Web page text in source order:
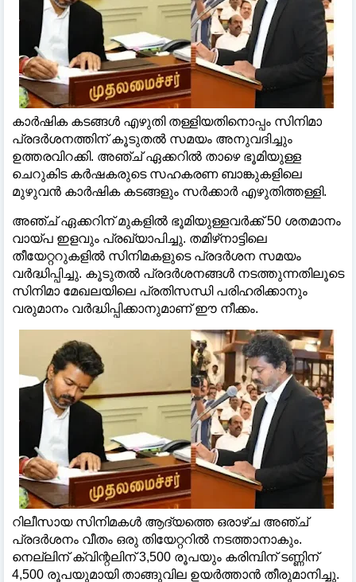
കാർഷിക കടങ്ങള്‍ എഴുതി തള്ളിയതിനൊപ്പം സിനിമാ
പ്രദർശനത്തിന് കൂടുതല്‍ സമയം അനുവദിച്ചും
ഉത്തരവിറക്കി. അഞ്ച് ഏക്കറില്‍ താഴെ ഭൂമിയുള്ള
ചെറുകിട കർഷകരുടെ സഹകരണ ബാങ്കുകളിലെ
മുഴുവൻ കാർഷിക കടങ്ങളും സർക്കാർ എഴുതിത്തള്ളി.
അഞ്ച് ഏക്കറിന് മുകളില്‍ ഭൂമിയുള്ളവർക്ക് 50 ശതമാനം
വായ്പ ഇളവും പ്രഖ്യാപിച്ചു. തമിഴ്‌നാട്ടിലെ
തീയേറ്ററുകളില്‍ സിനിമകളുടെ പ്രദർശന സമയം
വർദ്ധിപ്പിച്ചു. കൂടുതല്‍ പ്രദർശനങ്ങള്‍ നടത്തുന്നതിലൂടെ
സിനിമാ മേഖലയിലെ പ്രതിസന്ധി പരിഹരിക്കാനും
വരുമാനം വർദ്ധിപ്പിക്കാനുമാണ് ഈ നീക്കം.
റിലീസായ സിനിമകള്‍ ആദ്യത്തെ ഒരാഴ്‌ച അഞ്ച്
പ്രദർശനം വീതം ഒരു തിയേറ്ററില്‍ നടത്താനാകും.
നെല്ലിന് ക്വിന്റലിന് 3,500 രൂപയും കരിമ്പിന് ടണ്ണിന്
4,500 രൂപയുമായി താങ്ങുവില ഉയർത്താൻ തീരുമാനിച്ചു.